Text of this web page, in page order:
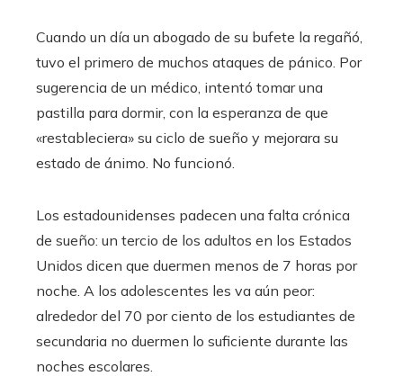
Cuando un día un abogado de su bufete la regañó,
tuvo el primero de muchos ataques de pánico. Por
sugerencia de un médico, intentó tomar una
pastilla para dormir, con la esperanza de que
«restableciera» su ciclo de sueño y mejorara su
estado de ánimo. No funcionó.
Los estadounidenses padecen una falta crónica
de sueño: un tercio de los adultos en los Estados
Unidos dicen que duermen menos de 7 horas por
noche. A los adolescentes les va aún peor:
alrededor del 70 por ciento de los estudiantes de
secundaria no duermen lo suficiente durante las
noches escolares.